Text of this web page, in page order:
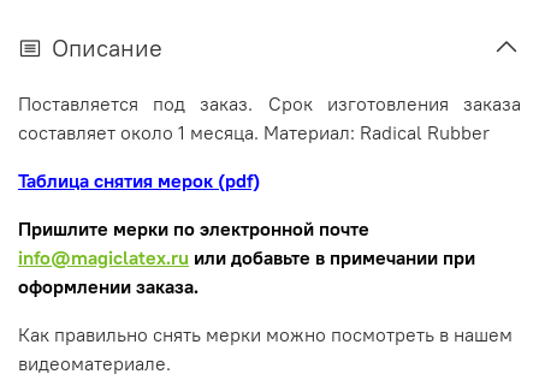
Описание
Поставляется под заказ. Срок изготовления заказа
составляет около 1 месяца. Материал: Radical Rubber
Таблица снятия мерок (pdf)
Пришлите мерки по электронной почте
info@magiclatex.ru или добавьте в примечании при
оформлении заказа.
Как правильно снять мерки можно посмотреть в нашем
видеоматериале.